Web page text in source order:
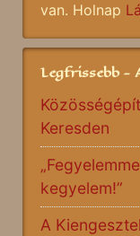
van. Holnap
Legfrissebb -
Keresden
kegyelem!”
A